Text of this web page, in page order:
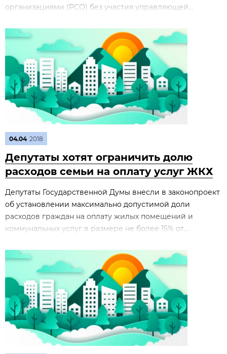
организациями (РСО) без участия управляющей...
04.04 2018
Депутаты хотят ограничить долю
расходов семьи на оплату услуг ЖКХ
Депутаты Государственной Думы внесли в законопроект
об установлении максимально допустимой доли
расходов граждан на оплату жилых помещений и
коммунальных услуг в размере не более 15% от...